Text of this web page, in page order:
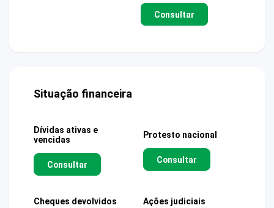
Consultar
Situação financeira
Dívidas ativas e
vencidas
Consultar
Protesto nacional
Consultar
Cheques devolvidos Ações judiciais